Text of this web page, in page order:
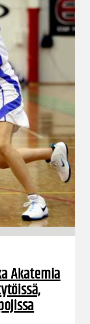
Akatemia